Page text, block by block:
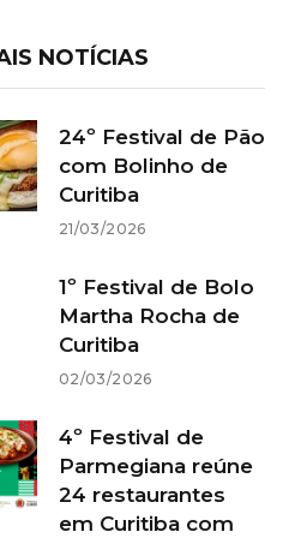
NOTÍCIAS
24º Festival de Pão
com Bolinho de
Curitiba
21/03/2026
1º Festival de Bolo
Martha Rocha de
Curitiba
02/03/2026
4º Festival de
Parmegiana reúne
24 restaurantes
em Curitiba com